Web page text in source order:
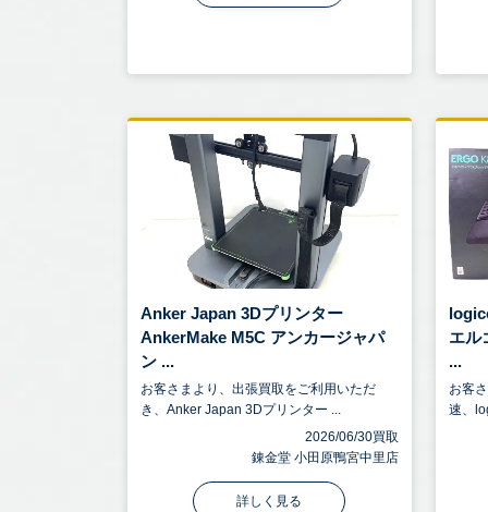
Anker Japan 3Dプリンター
AnkerMake M5C アンカージャパ
ン ...
お客さまより、出張買取をご利用いただ
き、Anker Japan 3Dプリンター ...
2026/06/30買取
錬金堂 小田原鴨宮中里店
詳しく見る
エル
...
お客
速、